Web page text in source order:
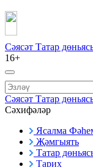
Сәясәт Татар
16+
Сәясәт Татар
Сәхифәләр
Ясалма
Җәмгыять
Татар
Тарих